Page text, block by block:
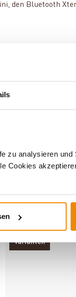
zu analysieren
Cookies
den Bluetooth
SICH
Varianten